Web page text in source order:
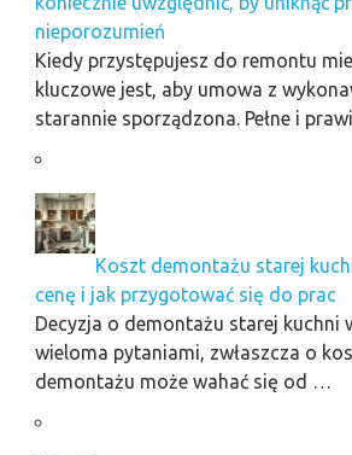
nieporozumień
Kiedy przystępujesz do remontu
kluczowe jest, aby umowa z
starannie sporządzona. Pełne i
Koszt demontażu starej
cenę i jak przygotować się do prac
Decyzja o demontażu starej kuchni
wieloma pytaniami, zwłaszcza o
demontażu może wahać się od …